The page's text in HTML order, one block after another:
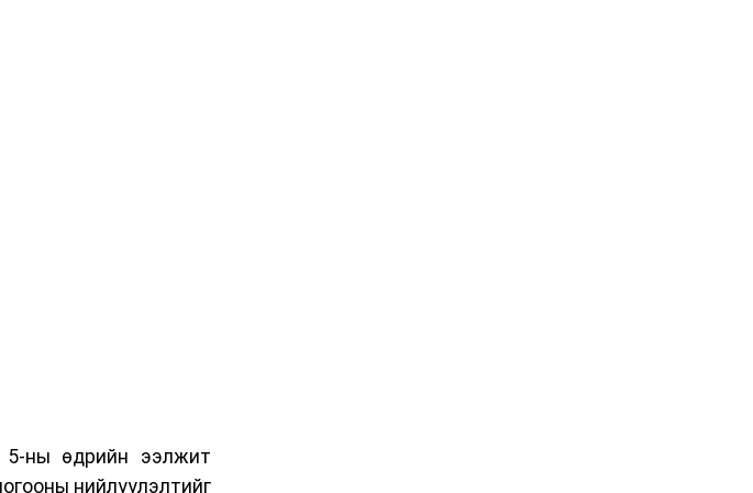
ны өдрийн ээлжит
нийлүүлэлтийг